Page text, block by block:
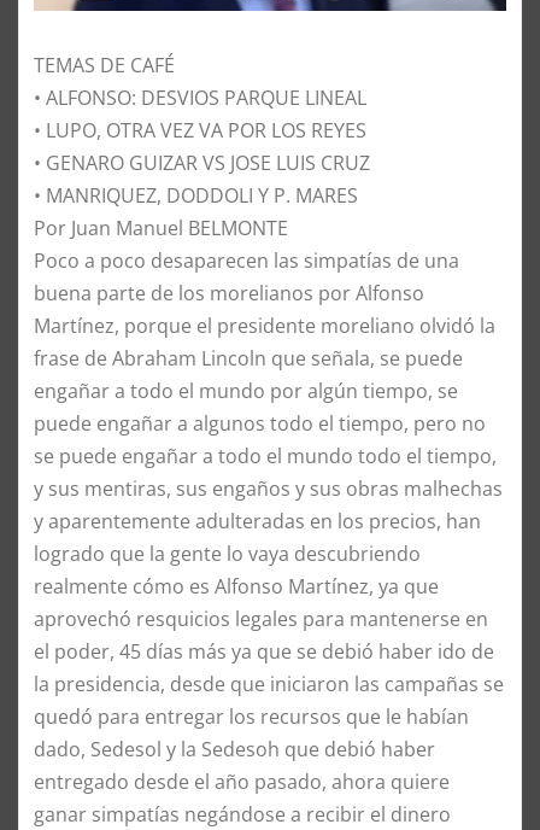
TEMAS DE CAFÉ
• ALFONSO: DESVIOS PARQUE LINEAL
• LUPO, OTRA VEZ VA POR LOS REYES
• GENARO GUIZAR VS JOSE LUIS CRUZ
• MANRIQUEZ, DODDOLI Y P. MARES
Por Juan Manuel BELMONTE
Poco a poco desaparecen las simpatías de una
buena parte de los morelianos por Alfonso
Martínez, porque el presidente moreliano olvidó la
frase de Abraham Lincoln que señala, se puede
engañar a todo el mundo por algún tiempo, se
puede engañar a algunos todo el tiempo, pero no
se puede engañar a todo el mundo todo el tiempo,
y sus mentiras, sus engaños y sus obras malhechas
y aparentemente adulteradas en los precios, han
logrado que la gente lo vaya descubriendo
realmente cómo es Alfonso Martínez, ya que
aprovechó resquicios legales para mantenerse en
el poder, 45 días más ya que se debió haber ido de
la presidencia, desde que iniciaron las campañas se
quedó para entregar los recursos que le habían
dado, Sedesol y la Sedesoh que debió haber
entregado desde el año pasado, ahora quiere
ganar simpatías negándose a recibir el dinero